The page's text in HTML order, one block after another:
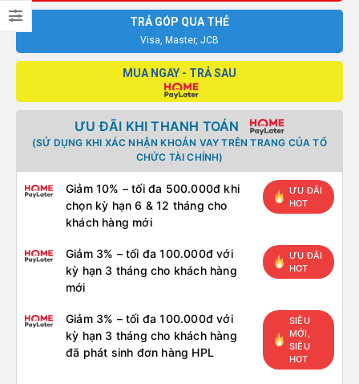
TRẢ GÓP QUA THẺ
Visa, Master, JCB
MUA NGAY - TRẢ SAU
ƯU ĐÃI KHI THANH TOÁN
(SỬ DỤNG KHI XÁC NHẬN KHOẢN VAY TRÊN TRANG CỦA TỔ
CHỨC TÀI CHÍNH)
Giảm 10% – tối đa 500.000đ khi
chọn kỳ hạn 6 & 12 tháng cho
khách hàng mới
ƯU ĐÃI
HOT
Giảm 3% – tối đa 100.000đ với
kỳ hạn 3 tháng cho khách hàng
mới
ƯU ĐÃI
HOT
Giảm 3% – tối đa 100.000đ với
kỳ hạn 3 tháng cho khách hàng
đã phát sinh đơn hàng HPL
SIÊU
MỚI,
SIÊU
HOT